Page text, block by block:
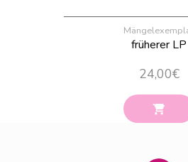
früherer LP
24,00€